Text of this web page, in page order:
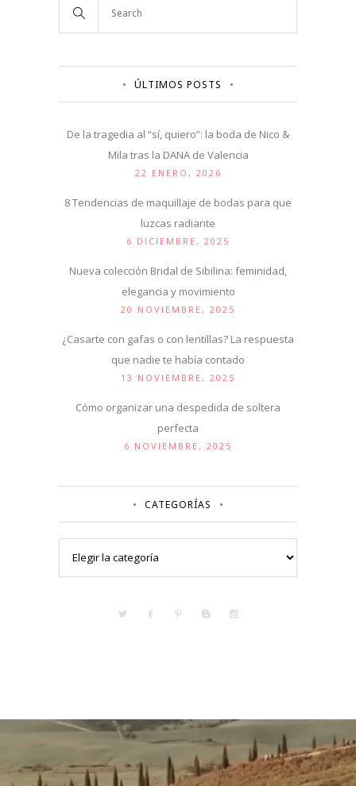
ÚLTIMOS POSTS
De la tragedia al “sí, quiero”: la boda de Nico &
Mila tras la DANA de Valencia
22 ENERO, 2026
8 Tendencias de maquillaje de bodas para que
luzcas radiante
6 DICIEMBRE, 2025
Nueva colección Bridal de Sibilina: feminidad,
elegancia y movimiento
20 NOVIEMBRE, 2025
¿Casarte con gafas o con lentillas? La respuesta
que nadie te había contado
13 NOVIEMBRE, 2025
Cómo organizar una despedida de soltera
perfecta
6 NOVIEMBRE, 2025
CATEGORÍAS